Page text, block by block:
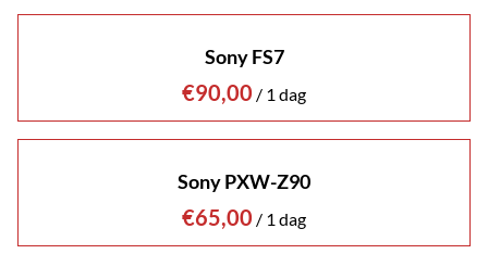
Sony FS7
/
Sony PXW-Z90
/